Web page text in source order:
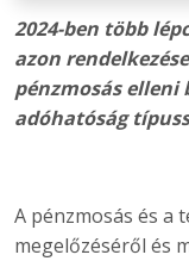
2024-ben több
azon
pénzmosás elleni
adóhatóság
A pénzmosás és a
megelőzéséről és